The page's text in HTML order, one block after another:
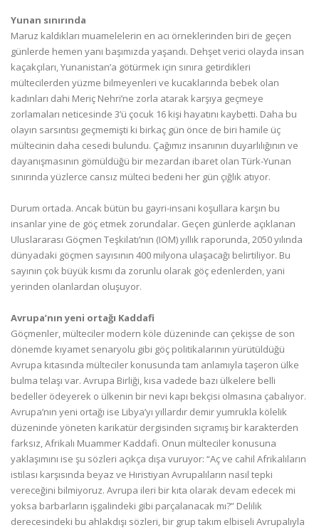
Yunan sınırında
Maruz kaldıkları muamelelerin en acı örneklerinden biri de geçen
günlerde hemen yanı başımızda yaşandı. Dehşet verici olayda insan
kaçakçıları, Yunanistan’a götürmek için sınıra getirdikleri
mültecilerden yüzme bilmeyenleri ve kucaklarında bebek olan
kadınları dahi Meriç Nehri’ne zorla atarak karşıya geçmeye
zorlamaları neticesinde 3’ü çocuk 16 kişi hayatını kaybetti. Daha bu
olayın sarsıntısı geçmemişti ki birkaç gün önce de biri hamile üç
mültecinin daha cesedi bulundu. Çağımız insanının duyarlılığının ve
dayanışmasının gömüldüğü bir mezardan ibaret olan Türk-Yunan
sınırında yüzlerce cansız mülteci bedeni her gün çığlık atıyor.
Durum ortada. Ancak bütün bu gayri-insani koşullara karşın bu
insanlar yine de göç etmek zorundalar. Geçen günlerde açıklanan
Uluslararası Göçmen Teşkilatı’nın (IOM) yıllık raporunda, 2050 yılında
dünyadaki göçmen sayısının 400 milyona ulaşacağı belirtiliyor. Bu
sayının çok büyük kısmı da zorunlu olarak göç edenlerden, yani
yerinden olanlardan oluşuyor.
Avrupa’nın yeni ortağı Kaddafi
Göçmenler, mülteciler modern köle düzeninde can çekişse de son
dönemde kıyamet senaryolu gibi göç politikalarının yürütüldüğü
Avrupa kıtasında mülteciler konusunda tam anlamıyla taşeron ülke
bulma telaşı var. Avrupa Birliği, kısa vadede bazı ülkelere belli
bedeller ödeyerek o ülkenin bir nevi kapı bekçisi olmasına çabalıyor.
Avrupa’nın yeni ortağı ise Libya’yı yıllardır demir yumrukla kölelik
düzeninde yöneten karikatür dergisinden sıçramış bir karakterden
farksız, Afrikalı Muammer Kaddafi. Onun mülteciler konusuna
yaklaşımını ise şu sözleri açıkça dışa vuruyor: “Aç ve cahil Afrikalıların
istilası karşısında beyaz ve Hıristiyan Avrupalıların nasıl tepki
vereceğini bilmiyoruz. Avrupa ileri bir kıta olarak devam edecek mi
yoksa barbarların işgalindeki gibi parçalanacak mı?” Delilik
derecesindeki bu ahlakdışı sözleri, bir grup takım elbiseli Avrupalıyla